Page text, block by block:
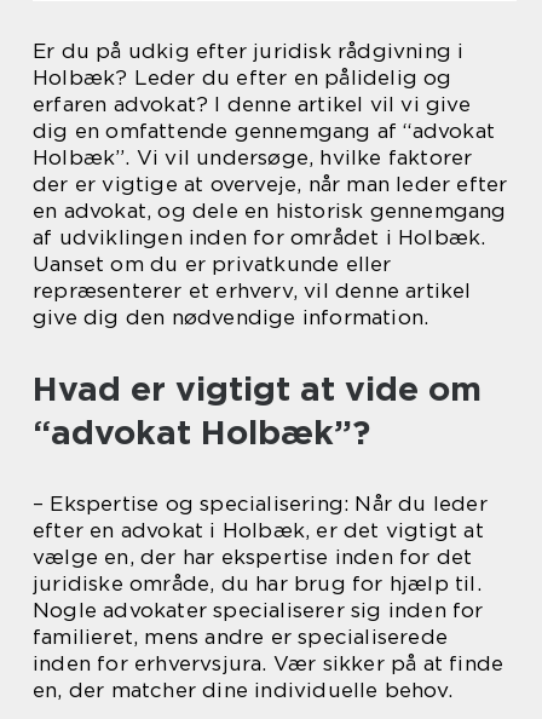
Er du på udkig efter juridisk rådgivning i
Holbæk? Leder du efter en pålidelig og
erfaren advokat? I denne artikel vil vi give
dig en omfattende gennemgang af “advokat
Holbæk”. Vi vil undersøge, hvilke faktorer
der er vigtige at overveje, når man leder efter
en advokat, og dele en historisk gennemgang
af udviklingen inden for området i Holbæk.
Uanset om du er privatkunde eller
repræsenterer et erhverv, vil denne artikel
give dig den nødvendige information.
Hvad er vigtigt at vide om
“advokat Holbæk”?
– Ekspertise og specialisering: Når du leder
efter en advokat i Holbæk, er det vigtigt at
vælge en, der har ekspertise inden for det
juridiske område, du har brug for hjælp til.
Nogle advokater specialiserer sig inden for
familieret, mens andre er specialiserede
inden for erhvervsjura. Vær sikker på at finde
en, der matcher dine individuelle behov.